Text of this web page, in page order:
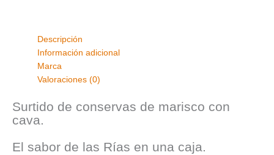
Descripción
Información adicional
Marca
Valoraciones (0)
Surtido de conservas de marisco con
cava.
El sabor de las Rías en una caja.